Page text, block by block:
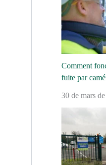
Comment
fuite par
30 de mars